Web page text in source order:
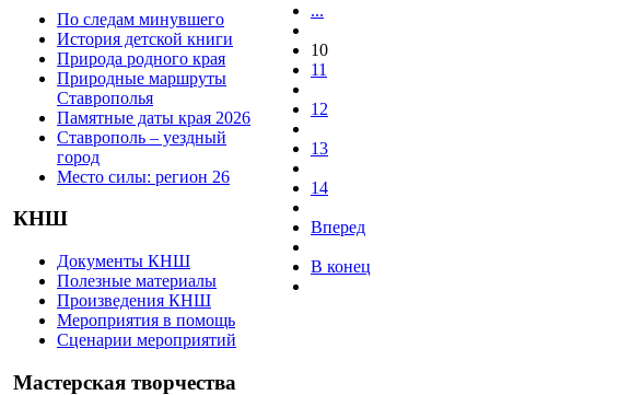
По следам минувшего
История детской книги
Природа родного края
Природные маршруты
Ставрополья
Памятные даты края 2026
Ставрополь – уездный
город
Место силы: регион 26
КНШ
Документы КНШ
Полезные материалы
Произведения КНШ
Мероприятия в помощь
Сценарии мероприятий
Мастерская творчества
...
10
11
12
13
14
Вперед
В конец